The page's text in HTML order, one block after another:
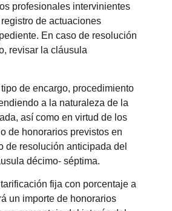
profesionales intervinientes
de actuaciones
En caso de resolución
revisar la cláusula
de encargo, procedimiento
a la naturaleza de la
así como en virtud de los
de honorarios previstos en
de resolución anticipada del
décimo- séptima.
fija con porcentaje a
un importe de honorarios